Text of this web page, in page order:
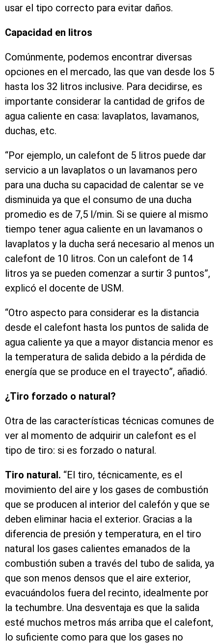
usar el tipo correcto para evitar daños.
Capacidad en litros
Comúnmente, podemos encontrar diversas
opciones en el mercado, las que van desde los 5
hasta los 32 litros inclusive. Para decidirse, es
importante considerar la cantidad de grifos de
agua caliente en casa: lavaplatos, lavamanos,
duchas, etc.
“Por ejemplo, un calefont de 5 litros puede dar
servicio a un lavaplatos o un lavamanos pero
para una ducha su capacidad de calentar se ve
disminuida ya que el consumo de una ducha
promedio es de 7,5 l/min. Si se quiere al mismo
tiempo tener agua caliente en un lavamanos o
lavaplatos y la ducha será necesario al menos un
calefont de 10 litros. Con un calefont de 14
litros ya se pueden comenzar a surtir 3 puntos”,
explicó el docente de USM.
“Otro aspecto para considerar es la distancia
desde el calefont hasta los puntos de salida de
agua caliente ya que a mayor distancia menor es
la temperatura de salida debido a la pérdida de
energía que se produce en el trayecto”, añadió.
¿Tiro forzado o natural?
Otra de las características técnicas comunes de
ver al momento de adquirir un calefont es el
tipo de tiro: si es forzado o natural.
Tiro natural. “El tiro, técnicamente, es el
movimiento del aire y los gases de combustión
que se producen al interior del calefón y que se
deben eliminar hacia el exterior. Gracias a la
diferencia de presión y temperatura, en el tiro
natural los gases calientes emanados de la
combustión suben a través del tubo de salida, ya
que son menos densos que el aire exterior,
evacuándolos fuera del recinto, idealmente por
la techumbre. Una desventaja es que la salida
esté muchos metros más arriba que el calefont,
lo suficiente como para que los gases no